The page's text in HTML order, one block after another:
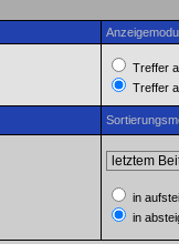
Treffer
Treffer
in
in